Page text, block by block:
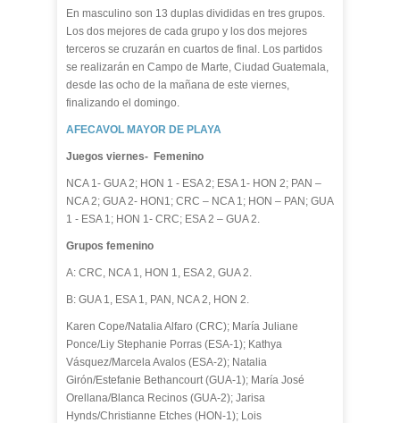
En masculino son 13 duplas divididas en tres grupos.
Los dos mejores de cada grupo y los dos mejores
terceros se cruzarán en cuartos de final. Los partidos
se realizarán en Campo de Marte, Ciudad Guatemala,
desde las ocho de la mañana de este viernes,
finalizando el domingo.
AFECAVOL MAYOR DE PLAYA
Juegos viernes- Femenino
NCA 1- GUA 2; HON 1 - ESA 2; ESA 1- HON 2; PAN –
NCA 2; GUA 2- HON1; CRC – NCA 1; HON – PAN; GUA
1 - ESA 1; HON 1- CRC; ESA 2 – GUA 2.
Grupos femenino
A: CRC, NCA 1, HON 1, ESA 2, GUA 2.
B: GUA 1, ESA 1, PAN, NCA 2, HON 2.
Karen Cope/Natalia Alfaro (CRC); María Juliane
Ponce/Liy Stephanie Porras (ESA-1); Kathya
Vásquez/Marcela Avalos (ESA-2); Natalia
Girón/Estefanie Bethancourt (GUA-1); María José
Orellana/Blanca Recinos (GUA-2); Jarisa
Hynds/Christianne Etches (HON-1); Lois